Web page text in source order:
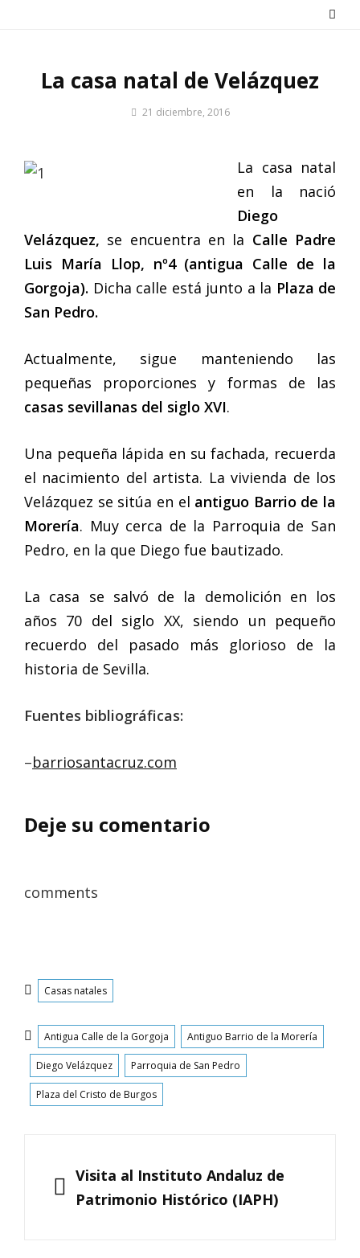
La casa natal de Velázquez
Por21 diciembre, 2016
La casa natal
en la nació
Diego
Velázquez, se encuentra en la Calle Padre
Luis María Llop, nº4 (antigua Calle de la
Gorgoja). Dicha calle está junto a la Plaza de
San Pedro.
Actualmente, sigue manteniendo las
pequeñas proporciones y formas de las
casas sevillanas del siglo XVI.
Una pequeña lápida en su fachada, recuerda
el nacimiento del artista. La vivienda de los
Velázquez se sitúa en el antiguo Barrio de la
Morería. Muy cerca de la Parroquia de San
Pedro, en la que Diego fue bautizado.
La casa se salvó de la demolición en los
años 70 del siglo XX, siendo un pequeño
recuerdo del pasado más glorioso de la
historia de Sevilla.
Fuentes bibliográficas:
–barriosantacruz.com
Deje su comentario
comments
Categorías
Casas natales
Etiquetas
Antigua Calle de la Gorgoja Antiguo Barrio de la Morería
Diego Velázquez Parroquia de San Pedro
Plaza del Cristo de Burgos
entradas
ANTERIOR
Visita al Instituto Andaluz de
Patrimonio Histórico (IAPH)